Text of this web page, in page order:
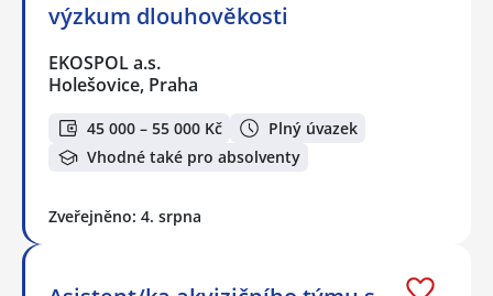
výzkum dlouhověkosti
EKOSPOL a.s.
Holešovice, Praha
45 000 – 55 000 Kč
Plný úvazek
Vhodné také pro absolventy
Zveřejněno: 4. srpna